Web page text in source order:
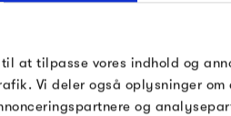
til at tilpasse vores indhold og
Vi deler også oplysninger
og
varer fra HAY